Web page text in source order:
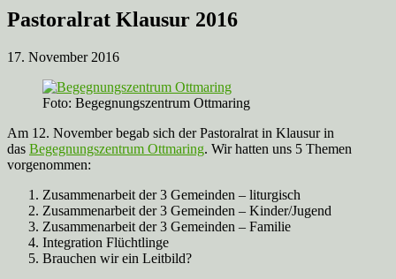
Pastoralrat Klausur 2016
17. November 2016
Foto: Begegnungszentrum Ottmaring
Am 12. November begab sich der Pastoralrat in Klausur in
das Begegnungszentrum Ottmaring. Wir hatten uns 5 Themen
vorgenommen:
Zusammenarbeit der 3 Gemeinden – liturgisch
Zusammenarbeit der 3 Gemeinden – Kinder/Jugend
Zusammenarbeit der 3 Gemeinden – Familie
Integration Flüchtlinge
Brauchen wir ein Leitbild?